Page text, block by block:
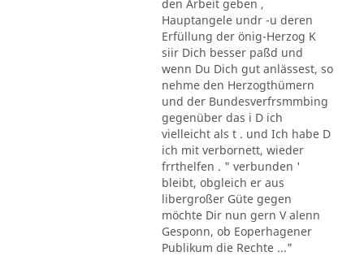
den Arbeit geben ,
Hauptangele undr -u deren
Erfüllung der önig-Herzog K
siir Dich besser paßd und
wenn Du Dich gut anlässest, so
nehme den Herzogthümern
und der Bundesverfrsmmbing
gegenüber das i D ich
vielleicht als t . und Ich habe D
ich mit verbornett, wieder
frrthelfen . " verbunden '
bleibt, obgleich er aus
libergroßer Güte gegen
möchte Dir nun gern V alenn
Gesponn, ob Eoperhagener
Publikum die Rechte ..."